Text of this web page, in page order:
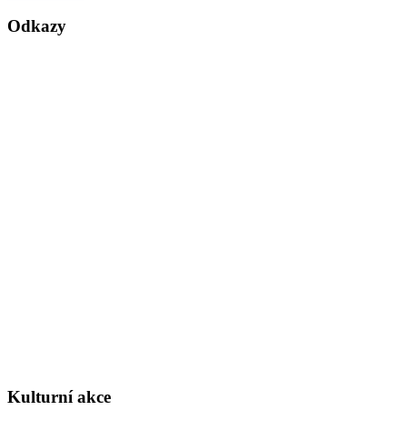
Odkazy
Kulturní akce